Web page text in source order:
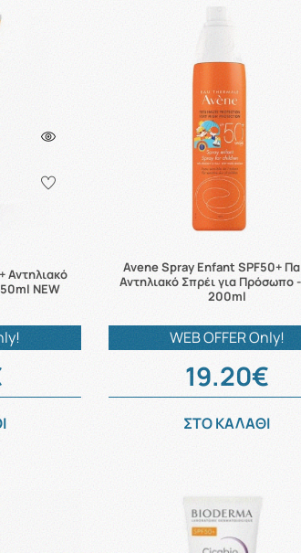
Αντηλιακό
NEW
Avene Spray Enfant SPF50+
Αντηλιακό Σπρέι για Πρόσωπο
200ml
WEB OFFER Only!
19.20€
ΣΤΟ ΚΑΛΑΘΙ